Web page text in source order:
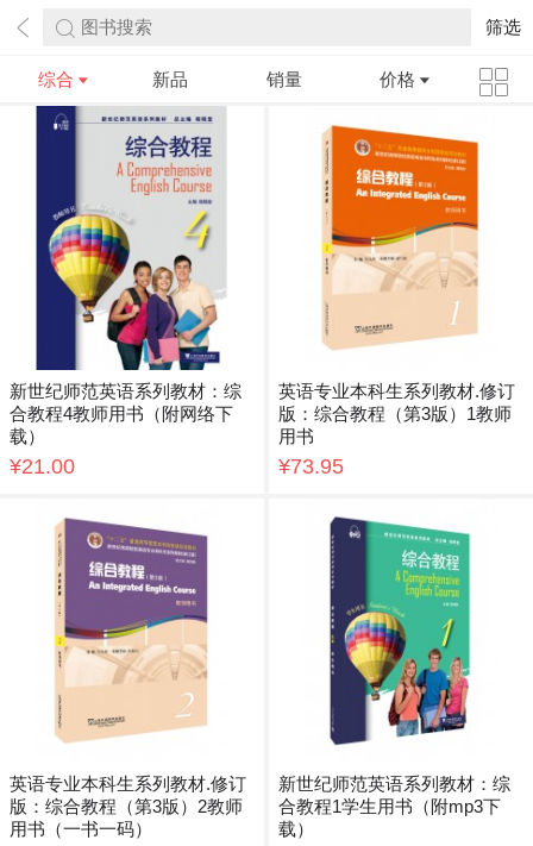
图书搜索 筛选
综合 新品 销量 价格
新世纪师范英语系列教材：综
合教程4教师用书（附网络下
载）
¥21.00
英语专业本科生系列教材.修订
版：综合教程（第3版）1教师
用书
¥73.95
英语专业本科生系列教材.修订
版：综合教程（第3版）2教师
用书（一书一码）
新世纪师范英语系列教材：综
合教程1学生用书（附mp3下
载）